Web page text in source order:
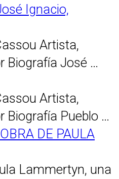
Ignacio,
Artista,
Biografía José …
Artista,
Biografía Pueblo …
DE PAULA
Lammertyn, una